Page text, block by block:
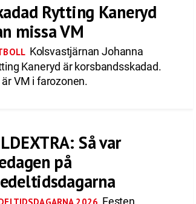
Rytting Kaneryd
missa VM
Kolsvastjärnan Johanna
Kaneryd är korsbandsskadad.
är VM i farozonen.
Så var
på
Festen